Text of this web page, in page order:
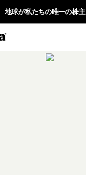
地球が私たちの唯一の株主